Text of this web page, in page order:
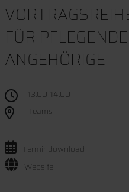
FÜR PFLEGENDE
ANGEHÖRIGE
13:00-14:00
Teams
Termindownload
Website